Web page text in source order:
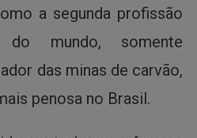
a segunda profissão
do mundo, somente
das minas de carvão,
penosa no Brasil.